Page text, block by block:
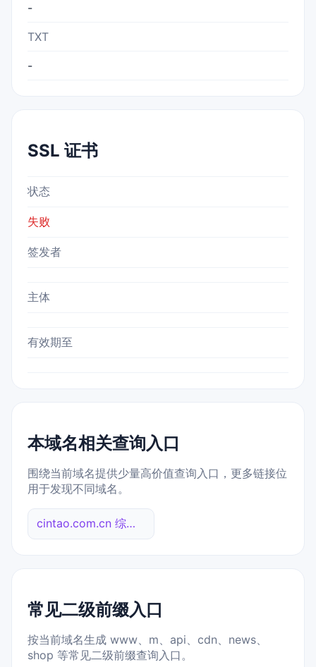
-
TXT
-
SSL 证书
状态
失败
签发者
主体
有效期至
本域名相关查询入口
围绕当前域名提供少量高价值查询入口，更多链接位
用于发现不同域名。
cintao.com.cn 综合查询
常见二级前缀入口
按当前域名生成 www、m、api、cdn、news、
shop 等常见二级前缀查询入口。